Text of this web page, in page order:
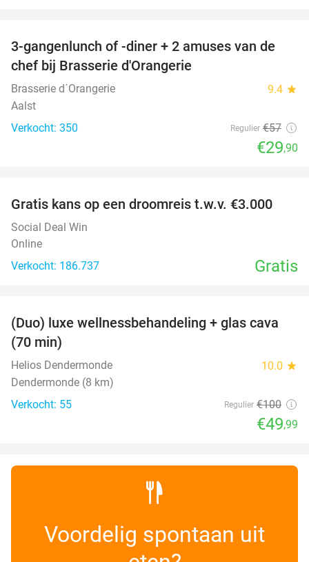
48%
3-gangenlunch of -diner + 2 amuses van de
chef bij Brasserie d'Orangerie
Brasserie d´Orangerie 9.4 star
Aalst
Verkocht: 350
Regulier €57
€29,90
Gratis kans op een droomreis t.w.v. €3.000
Social Deal Win
Online
Verkocht: 186.737
Gratis
50%
(Duo) luxe wellnessbehandeling + glas cava
(70 min)
Helios Dendermonde 10.0 star
Dendermonde (8 km)
Verkocht: 55
Regulier €100
€49,99
Voordelig spontaan uit